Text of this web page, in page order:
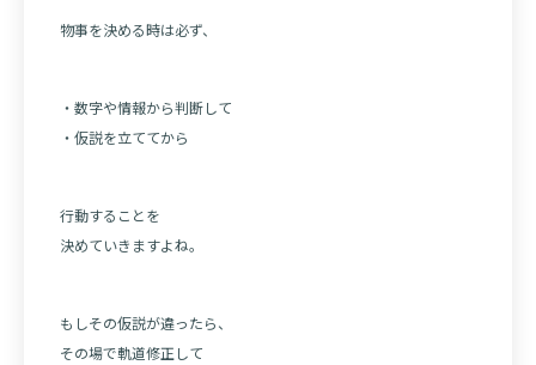
物事を決める時は必ず、
・数字や情報から判断して
・仮説を立ててから
行動することを
決めていきますよね。
もしその仮説が違ったら、
その場で軌道修正して